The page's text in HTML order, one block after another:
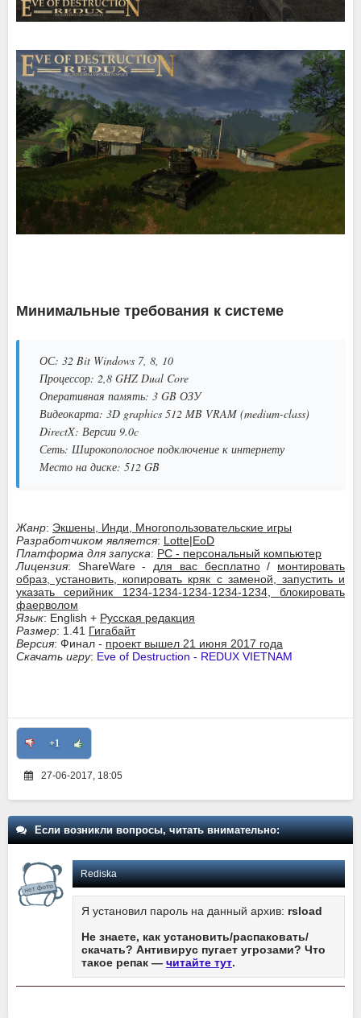
Минимальные требования к системе
ОС: 32 Bit Windows 7, 8, 10
Процессор: 2,8 GHZ Dual Core
Оперативная память: 3 GB ОЗУ
Видеокарта: 3D graphics 512 MB VRAM (medium-class)
DirectX: Версии 9.0c
Сеть: Широкополосное подключение к интернету
Место на диске: 512 GB
Жанр: Экшены, Инди, Многопользовательские игры
Разработчиком является: Lotte|EoD
Платформа для запуска: PC - персональный компьютер
Лицензия: ShareWare -для вас бесплатно/ монтировать
образ, установить, копировать кряк с заменой, запустить и
указать серийник 1234-1234-1234-1234-1234, блокировать
фаерволом
Язык: English + Русская редакция
Размер: 1.41 Гигабайт
Версия: Финал - проект вышел 21 июня 2017 года
Скачать игру: Eve of Destruction - REDUX VIETNAM
+1
27-06-2017, 18:05
Если возникли вопросы, читать внимательно:
Rediska
Я установил пароль на данный архив: rsload
Не знаете, как установить/распаковать/
скачать? Антивирус пугает угрозами? Что
такое репак — читайте тут.